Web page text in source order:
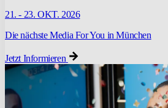
21. - 23. OKT. 2026
Die nächste Media For You in München
Jetzt Informieren